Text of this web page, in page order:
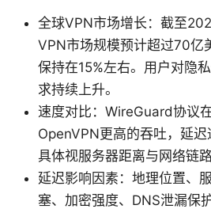
全球VPN市场增长：截至
VPN市场规模预计超过70亿
保持在15%左右。用户对隐
求持续上升。
速度对比：WireGuard协议
OpenVPN更高的吞吐，延迟
具体视服务器距离与网络链路
延迟影响因素：地理位置、
塞、加密强度、DNS泄漏保